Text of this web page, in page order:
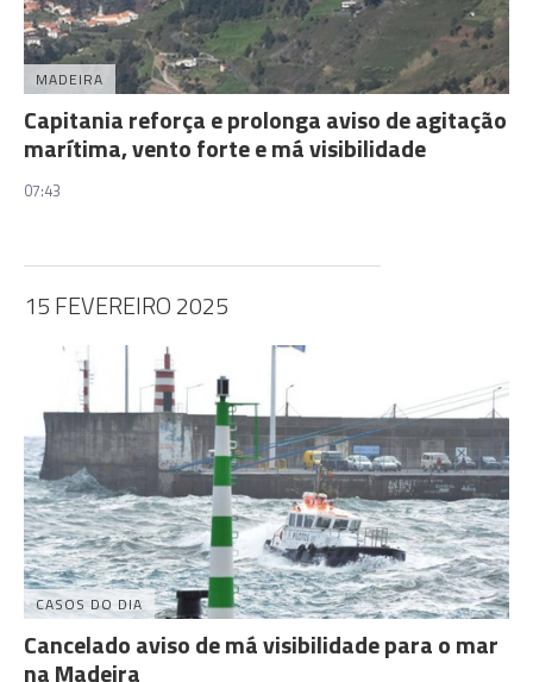
MADEIRA
Capitania reforça e prolonga aviso de agitação
marítima, vento forte e má visibilidade
07:43
15 FEVEREIRO 2025
CASOS DO DIA
Cancelado aviso de má visibilidade para o mar
na Madeira